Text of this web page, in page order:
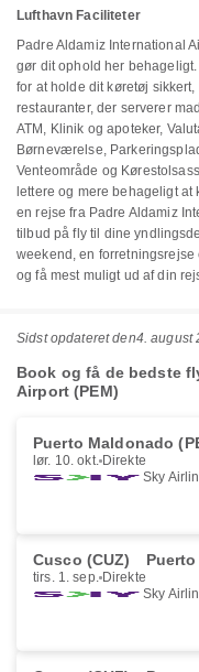
Lufthavn Faciliteter
Padre Aldamiz International
gør dit ophold her
for at holde dit køretøj
restauranter, der serverer
ATM, Klinik og apoteker,
Børneværelse,
Venteområde og
lettere og mere behageligt
en rejse fra Padre Aldamiz
tilbud på fly til dine
weekend, en forretningsrejse
og få mest muligt ud af din
Sidst opdateret den4. august
Book og få de bedste
Airport (PEM)
Puerto Maldonado
lør. 10. okt. Direkte
Sky
Cusco (CUZ)
tirs. 1. sep. Direkte
Sky